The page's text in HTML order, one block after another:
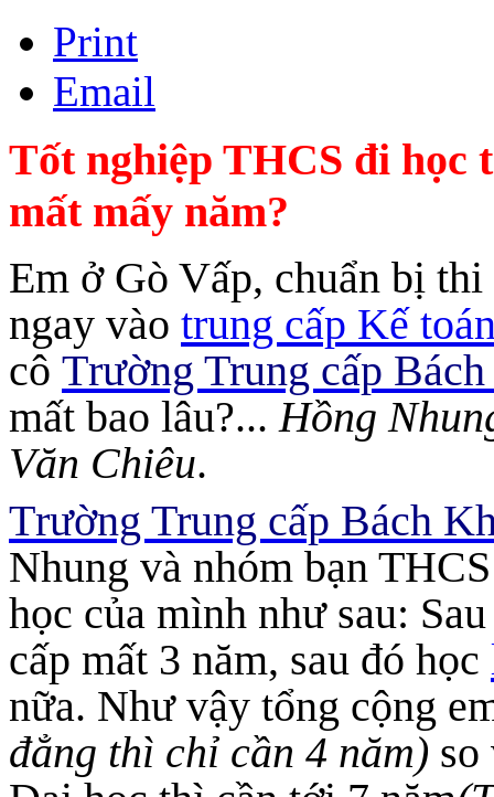
Print
Email
Tốt nghiệp THCS đi
mất mấy năm?
Em ở Gò Vấp, chuẩn bị
ngay vào trung cấp Kế
cô Trường Trung cấp
mất bao lâu?... Hồng
Văn Chiêu.
Trường Trung cấp Bách
Nhung và nhóm bạn
học của mình như sau:
cấp mất 3 năm, sau đó học
nữa. Như vậy tổng cộng
đẳng thì chỉ cần 4 năm) so